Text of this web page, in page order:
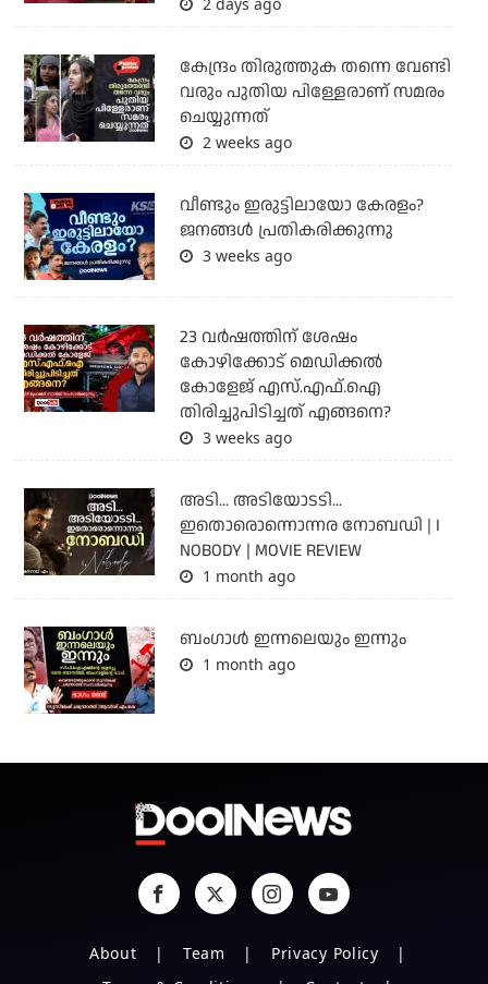
കേന്ദ്രം തിരുത്തുക തന്നെ വേണ്ടി
വരും പുതിയ പിള്ളേരാണ് സമരം
ചെയ്യുന്നത്
2 weeks ago
വീണ്ടും ഇരുട്ടിലായോ കേരളം?
ജനങ്ങൾ പ്രതികരിക്കുന്നു
3 weeks ago
23 വർഷത്തിന് ശേഷം
കോഴിക്കോട് മെഡിക്കൽ
കോളേജ് എസ്.എഫ്.ഐ
തിരിച്ചുപിടിച്ചത് എങ്ങനെ?
3 weeks ago
അടി... അടിയോടടി...
ഇതൊരൊന്നൊന്നര നോബഡി | I
NOBODY | MOVIE REVIEW
1 month ago
ബംഗാള്‍ ഇന്നലെയും ഇന്നും
1 month ago
About Team
Privacy Policy